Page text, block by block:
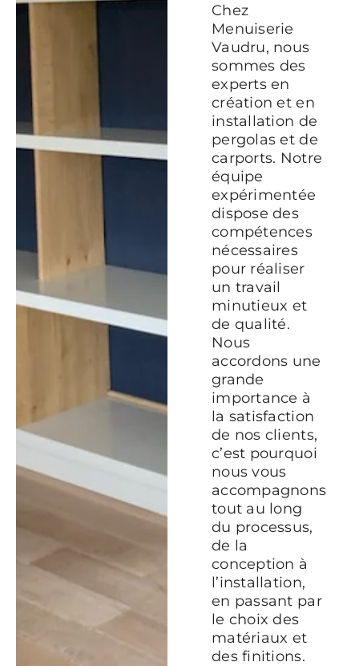
Chez
Menuiserie
Vaudru, nous
sommes des
experts en
création et en
installation de
pergolas et de
carports. Notre
équipe
expérimentée
dispose des
compétences
nécessaires
pour réaliser
un travail
minutieux et
de qualité.
Nous
accordons une
grande
importance à
la satisfaction
de nos clients,
c’est pourquoi
nous vous
accompagnons
tout au long
du processus,
de la
conception à
l’installation,
en passant par
le choix des
matériaux et
des finitions.